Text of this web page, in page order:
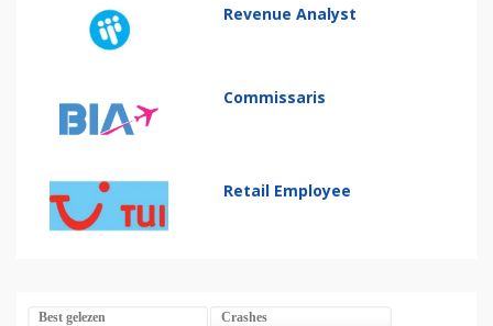
Revenue Analyst
Commissaris
Retail Employee
Best gelezen Crashes